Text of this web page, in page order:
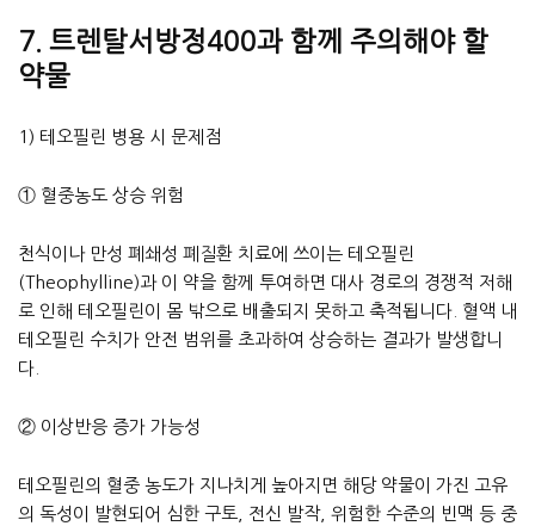
7. 트렌탈서방정400과 함께 주의해야 할
약물
1) 테오필린 병용 시 문제점
① 혈중농도 상승 위험
천식이나 만성 폐쇄성 폐질환 치료에 쓰이는 테오필린
(Theophylline)과 이 약을 함께 투여하면 대사 경로의 경쟁적 저해
로 인해 테오필린이 몸 밖으로 배출되지 못하고 축적됩니다. 혈액 내
테오필린 수치가 안전 범위를 초과하여 상승하는 결과가 발생합니
다.
② 이상반응 증가 가능성
테오필린의 혈중 농도가 지나치게 높아지면 해당 약물이 가진 고유
의 독성이 발현되어 심한 구토, 전신 발작, 위험한 수준의 빈맥 등 중